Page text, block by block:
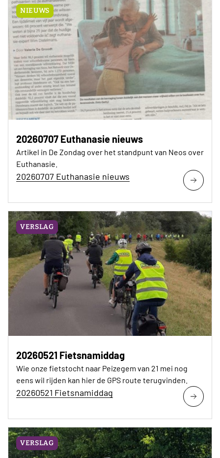
NIEUWS
20260707 Euthanasie nieuws
Artikel in De Zondag over het standpunt van Neos over
Euthanasie.
20260707 Euthanasie nieuws
VERSLAG
20260521 Fietsnamiddag
Wie onze fietstocht naar Peizegem van 21 mei nog
eens wil rijden kan hier de GPS route terugvinden.
20260521 Fietsnamiddag
VERSLAG